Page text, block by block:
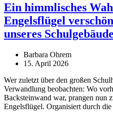
Ein himmlisches
Engelsflügel
unseres
Barbara Ohrem
15. April 2026
Wer zuletzt über den großen
Verwandlung beobachten: Wo
Backsteinwand war, prangen nun
Engelsflügel. Organisiert durch